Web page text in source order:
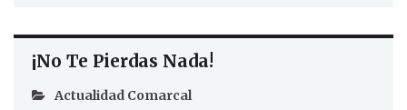
¡No Te Pierdas Nada!
Actualidad Comarcal